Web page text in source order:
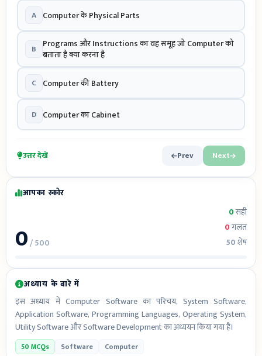
A Computer के Physical Parts
B Programs और Instructions का वह समूह जो Computer को
बताता है क्या करना है
C Computer की Battery
D Computer का Cabinet
उत्तर देखें Prev Next
आपका स्कोर
0/ 500
0सही
0गलत
50शेष
अध्याय के बारे में
इस अध्याय में Computer Software का परिचय, System Software,
Application Software, Programming Languages, Operating System,
Utility Software और Software Development का अध्ययन किया गया है।
50 MCQs Software Computer